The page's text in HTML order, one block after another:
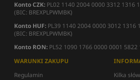
Konto CZK: PL02 1140 2004 0000 3312 1316
(BIC: BREXPLPWMBK)
Konto HUF: PL39 1140 2004 0000 3012 1316
(BIC: BREXPLPWMBK)
Konto RON: PL52 1090 1766 0000 0001 5822
WARUNKI ZAKUPU
Regulamin
Kilka